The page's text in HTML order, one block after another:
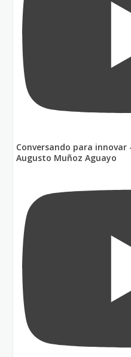
Conversando para innovar
Augusto Muñoz Aguayo